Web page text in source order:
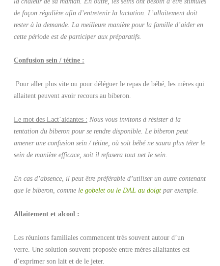
de façon régulière afin d’entretenir la lactation. L’allaitement doit
rester à la demande. La meilleure manière pour la famille d’aider en
cette période est de participer aux préparatifs.
Confusion sein / tétine :
Pour aller plus vite ou pour déléguer le repas de bébé, les mères qui
allaitent peuvent avoir recours au biberon.
Le mot des Lact’aidantes : Nous vous invitons à résister à la
tentation du biberon pour se rendre disponible. Le biberon peut
amener une confusion sein / tétine, où soit bébé ne saura plus téter le
sein de manière efficace, soit il refusera tout net le sein.
En cas d’absence, il peut être préférable d’utiliser un autre contenant
que le biberon, comme le gobelet ou le DAL au doigtpar exemple.
Allaitement et alcool :
Les réunions familiales commencent très souvent autour d’un
verre. Une solution souvent proposée entre mères allaitantes est
d’exprimer son lait et de le jeter.